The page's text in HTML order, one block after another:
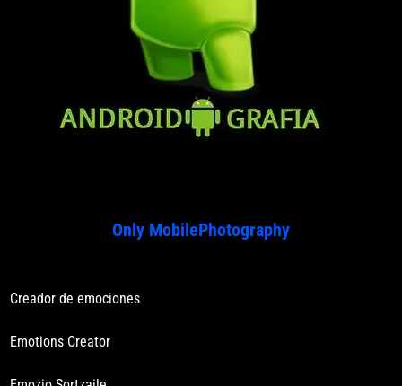
Only MobilePhotography
Creador de emociones
Emotions Creator